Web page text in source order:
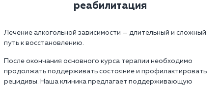
реабилитация
Лечение алкогольной зависимости — длительный и сложный
путь к восстановлению.
После окончания основного курса терапии необходимо
продолжать поддерживать состояние и профилактировать
рецидивы. Наша клиника предлагает поддерживающую